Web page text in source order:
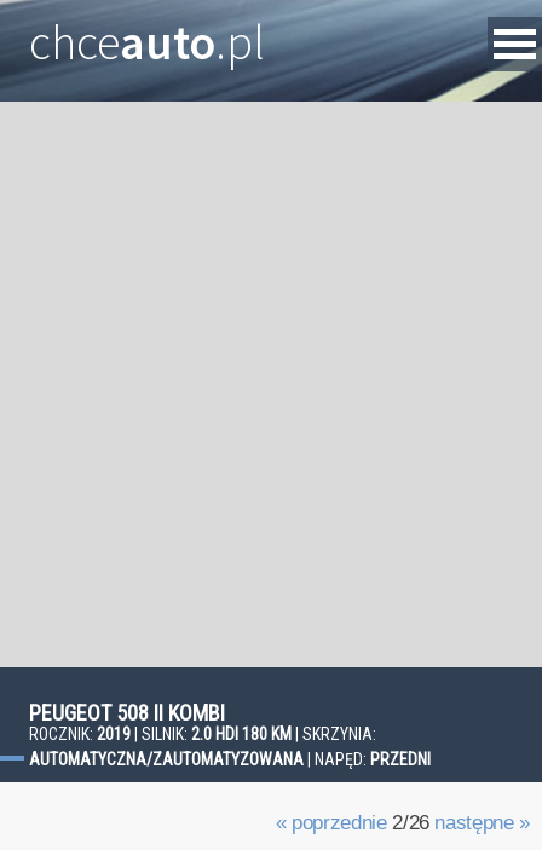
chceauto.pl
PEUGEOT 508 II KOMBI
ROCZNIK: 2019 | SILNIK: 2.0 HDI 180 KM
| SKRZYNIA:
AUTOMATYCZNA/ZAUTOMATYZOWANA | NAPĘD: PRZEDNI
« poprzednie2/26 następne »